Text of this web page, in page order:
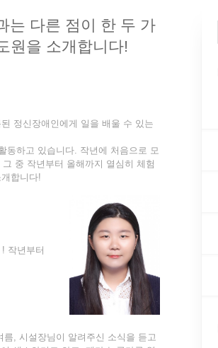
는 다른 점이 한 두 가
원을 소개합니다!
정신장애인에게 일을 배울 수 있는
동하고 있습니다. 작년에 처음으로 모
중 작년부터 올해까지 열심히 체험
합니다!
작년부터
, 시설장님이 알려주신 소식을 듣고